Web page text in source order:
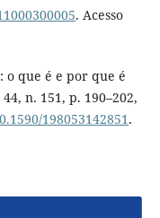
. Acesso
o que é e por que é
n. 151, p. 190–202,
198053142851 .